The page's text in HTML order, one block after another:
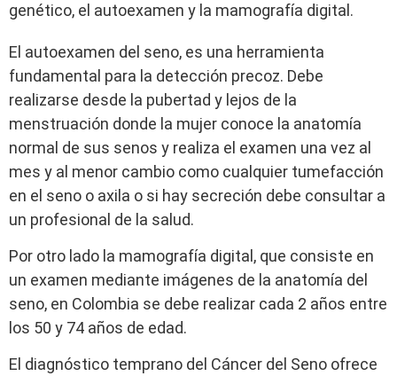
genético, el autoexamen y la mamografía digital.
El autoexamen del seno, es una herramienta
fundamental para la detección precoz. Debe
realizarse desde la pubertad y lejos de la
menstruación donde la mujer conoce la anatomía
normal de sus senos y realiza el examen una vez al
mes y al menor cambio como cualquier tumefacción
en el seno o axila o si hay secreción debe consultar a
un profesional de la salud.
Por otro lado la mamografía digital, que consiste en
un examen mediante imágenes de la anatomía del
seno, en Colombia se debe realizar cada 2 años entre
los 50 y 74 años de edad.
El diagnóstico temprano del Cáncer del Seno ofrece